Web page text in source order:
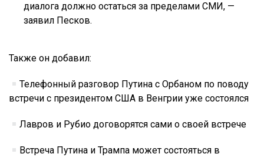
диалога должно остаться за пределами СМИ, —
заявил Песков.
Также он добавил:
Телефонный разговор Путина с Орбаном по поводу
встречи с президентом США в Венгрии уже состоялся
Лавров и Рубио договорятся сами о своей встрече
Встреча Путина и Трампа может состояться в